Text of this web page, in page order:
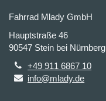
Fahrrad Mlady GmbH
Hauptstraße 46
90547 Stein bei Nürnberg
+49 911 6867 10
info@mlady.de